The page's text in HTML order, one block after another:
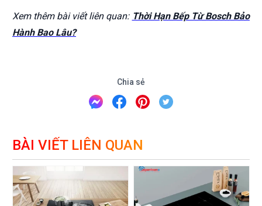
Xem thêm bài viết liên quan: Thời Hạn Bếp Từ Bosch Bảo
Hành Bao Lâu?
Chia sẻ
BÀI VIẾT LIÊN QUAN